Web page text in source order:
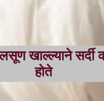
खाल्ल्याने सर्दी
होते